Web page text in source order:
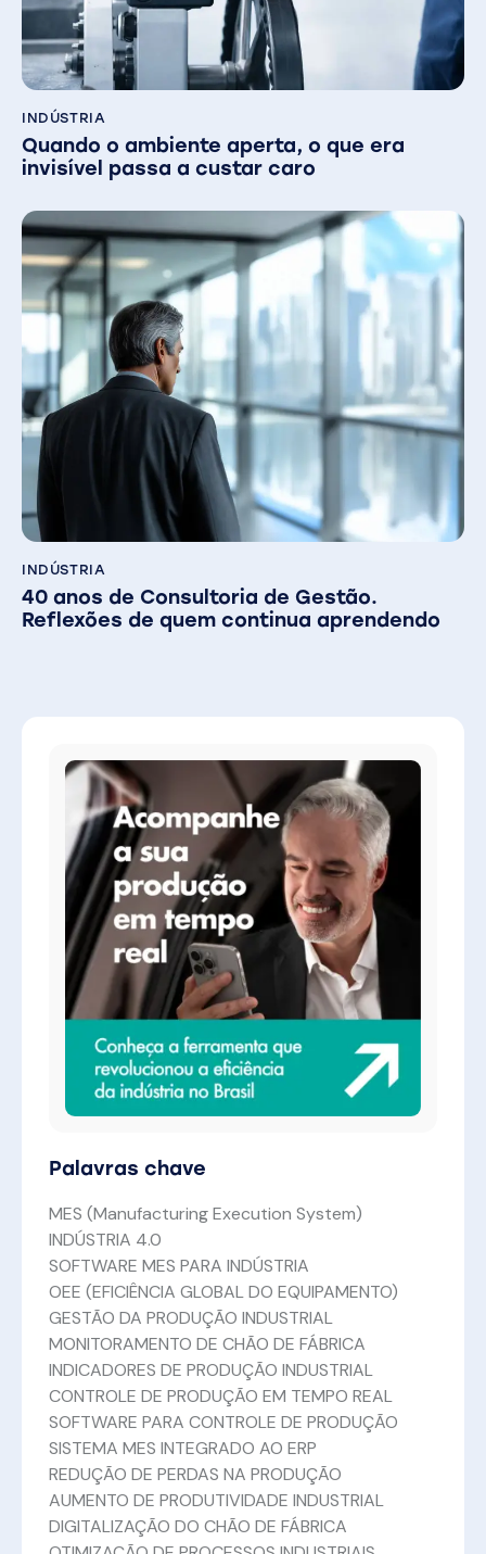
INDÚSTRIA
Quando o ambiente aperta, o que era
invisível passa a custar caro
INDÚSTRIA
40 anos de Consultoria de Gestão.
Reflexões de quem continua aprendendo
Palavras chave
MES (Manufacturing Execution System)
INDÚSTRIA 4.0
SOFTWARE MES PARA INDÚSTRIA
OEE (EFICIÊNCIA GLOBAL DO EQUIPAMENTO)
GESTÃO DA PRODUÇÃO INDUSTRIAL
MONITORAMENTO DE CHÃO DE FÁBRICA
INDICADORES DE PRODUÇÃO INDUSTRIAL
CONTROLE DE PRODUÇÃO EM TEMPO REAL
SOFTWARE PARA CONTROLE DE PRODUÇÃO
SISTEMA MES INTEGRADO AO ERP
REDUÇÃO DE PERDAS NA PRODUÇÃO
AUMENTO DE PRODUTIVIDADE INDUSTRIAL
DIGITALIZAÇÃO DO CHÃO DE FÁBRICA